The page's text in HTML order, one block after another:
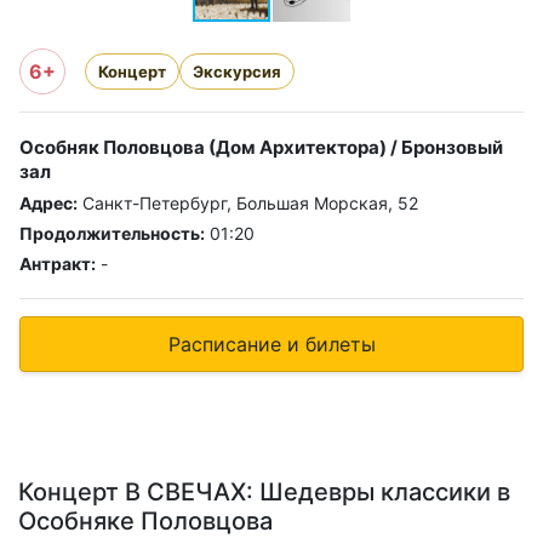
6+ Концерт Экскурсия
Особняк Половцова (Дом Архитектора) / Бронзовый
зал
Адрес: Санкт-Петербург, Большая Морская, 52
Продолжительность: 01:20
Антракт: -
Расписание и билеты
Концерт В СВЕЧАХ: Шедевры классики в
Особняке Половцова